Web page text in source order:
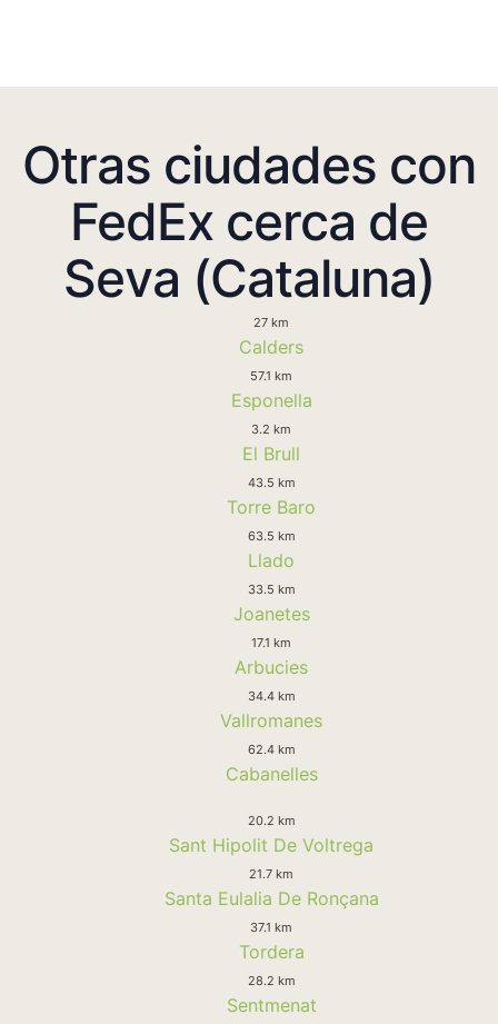
Otras ciudades con
FedEx cerca de
Seva (Cataluna)
27 km
Calders
57.1 km
Esponella
3.2 km
El Brull
43.5 km
Torre Baro
63.5 km
Llado
33.5 km
Joanetes
17.1 km
Arbucies
34.4 km
Vallromanes
62.4 km
Cabanelles
20.2 km
Sant Hipolit De Voltrega
21.7 km
Santa Eulalia De Ronçana
37.1 km
Tordera
28.2 km
Sentmenat